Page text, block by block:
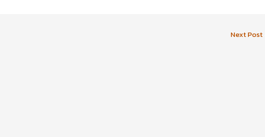
Next Post